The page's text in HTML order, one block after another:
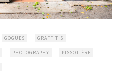
GOGUES GRAFFITIS
PHOTOGRAPHY PISSOTIÈRE